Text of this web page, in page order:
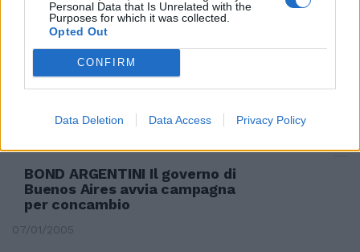
Personal Data that Is Unrelated with the
Purposes for which it was collected.
Opted Out
CONFIRM
Data Deletion Data Access Privacy Policy
TENNIS Puerta: nessuna frode il
mio onore è salvo BUENOS AIRES
— L'argentino Mariano Puerta,
condannato ...
BOND ARGENTINI Il governo di
Buenos Aires avvia campagna
per concambio
07/01/2005